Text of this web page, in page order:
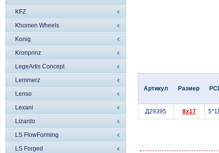
KFZ
Khomen Wheels
Konig
Kronprinz
LegeArtis Concept
Lemmerz
Lenso
Lexani
Lizardo
LS FlowForming
LS Forged
Артикул Размер
Д29395 8x17